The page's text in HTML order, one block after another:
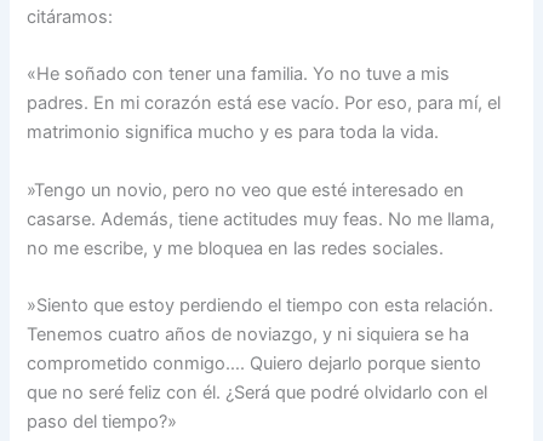
citáramos:
«He soñado con tener una familia. Yo no tuve a mis
padres. En mi corazón está ese vacío. Por eso, para mí, el
matrimonio significa mucho y es para toda la vida.
»Tengo un novio, pero no veo que esté interesado en
casarse. Además, tiene actitudes muy feas. No me llama,
no me escribe, y me bloquea en las redes sociales.
»Siento que estoy perdiendo el tiempo con esta relación.
Tenemos cuatro años de noviazgo, y ni siquiera se ha
comprometido conmigo…. Quiero dejarlo porque siento
que no seré feliz con él. ¿Será que podré olvidarlo con el
paso del tiempo?»